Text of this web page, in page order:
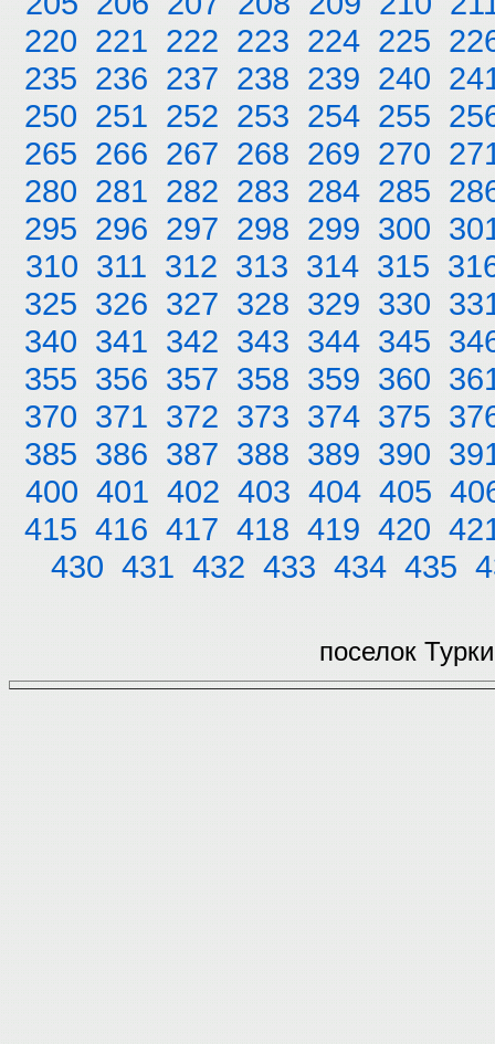
220 221 222 223 224 225
235 236 237 238 239 240
250 251 252 253 254 255
265 266 267 268 269 270
280 281 282 283 284 285
295 296 297 298 299 300
310 311 312 313 314 315
325 326 327 328 329 330
340 341 342 343 344 345
355 356 357 358 359 360
370 371 372 373 374 375
385 386 387 388 389 390
400 401 402 403 404 405
415 416 417 418 419 420
430 431 432 433 434 435
поселок